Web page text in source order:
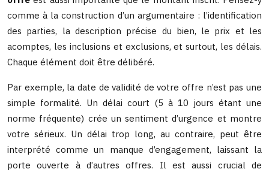
comme à la construction d’un argumentaire : l’identification
des parties, la description précise du bien, le prix et les
acomptes, les inclusions et exclusions, et surtout, les délais.
Chaque élément doit être délibéré.
Par exemple, la date de validité de votre offre n’est pas une
simple formalité. Un délai court (5 à 10 jours étant une
norme fréquente) crée un sentiment d’urgence et montre
votre sérieux. Un délai trop long, au contraire, peut être
interprété comme un manque d’engagement, laissant la
porte ouverte à d’autres offres. Il est aussi crucial de